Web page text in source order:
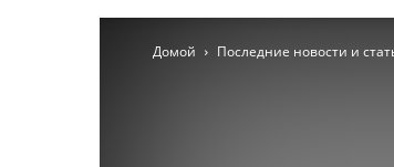
Домой Последние новости и